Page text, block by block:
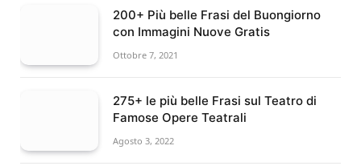
200+ Più belle Frasi del Buongiorno
con Immagini Nuove Gratis
Ottobre 7, 2021
275+ le più belle Frasi sul Teatro di
Famose Opere Teatrali
Agosto 3, 2022